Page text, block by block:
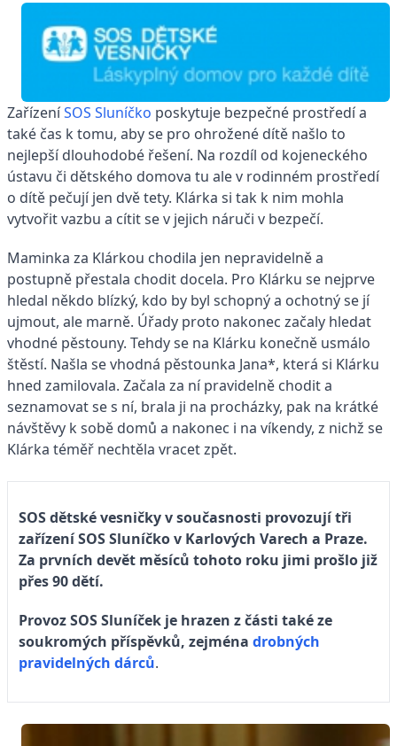
ZařízeníSOS Sluníčko poskytuje bezpečné prostředí a
také čas k tomu, aby se pro ohrožené dítě našlo to
nejlepší dlouhodobé řešení. Na rozdíl od kojeneckého
ústavu či dětského domova tu ale v rodinném prostředí
o dítě pečují jen dvě tety. Klárka si tak k nim mohla
vytvořit vazbu a cítit se v jejich náruči v bezpečí.
Maminka za Klárkou chodila jen nepravidelně a
postupně přestala chodit docela. Pro Klárku se nejprve
hledal někdo blízký, kdo by byl schopný a ochotný se jí
ujmout, ale marně. Úřady proto nakonec začaly hledat
vhodné pěstouny. Tehdy se na Klárku konečně usmálo
štěstí. Našla se vhodná pěstounka Jana*, která si Klárku
hned zamilovala. Začala za ní pravidelně chodit a
seznamovat se s ní, brala ji na procházky, pak na krátké
návštěvy k sobě domů a nakonec i na víkendy, z nichž se
Klárka téměř nechtěla vracet zpět.
SOS dětské vesničky v současnosti provozují tři
zařízení SOS Sluníčko v Karlových Varech a Praze.
Za prvních devět měsíců tohoto roku jimi prošlo již
přes 90 dětí.
Provoz SOS Sluníček je hrazen z části také ze
soukromých příspěvků, zejména drobných
pravidelných dárců.